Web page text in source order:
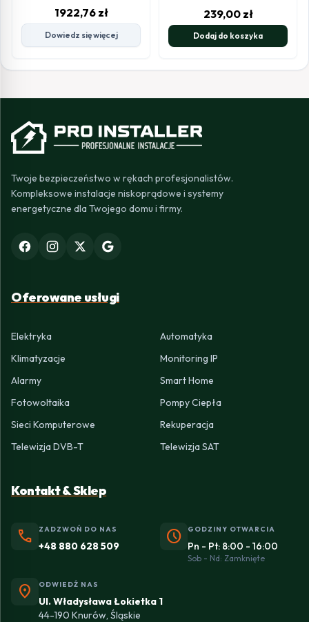
1922,76 zł
Dowiedz się więcej
239,00 zł
Dodaj do koszyka
Twoje bezpieczeństwo w rękach profesjonalistów.
Kompleksowe instalacje niskoprądowe i systemy
energetyczne dla Twojego domu i firmy.
Oferowane usługi
Elektryka
Automatyka
Klimatyzacje
Monitoring IP
Alarmy
Smart Home
Fotowoltaika
Pompy Ciepła
Sieci Komputerowe
Rekuperacja
Telewizja DVB-T
Telewizja SAT
Kontakt & Sklep
phone ZADZWOŃ DO NAS
+48 880 628 509 schedule GODZINY OTWARCIA
Pn - Pt: 8:00 - 16:00
Sob - Nd: Zamknięte
location_on ODWIEDŹ NAS
Ul. Władysława Łokietka 1
44-190 Knurów, Śląskie